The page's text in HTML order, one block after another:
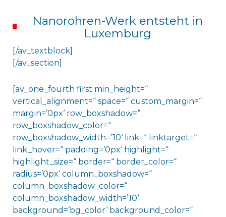
Nanoröhren-Werk entsteht in
Luxemburg
[/av_textblock]
[/av_section]
[av_one_fourth first min_height=“
vertical_alignment=“ space=“ custom_margin=“
margin=’0px‘ row_boxshadow=“
row_boxshadow_color=“
row_boxshadow_width=’10‘ link=“ linktarget=“
link_hover=“ padding=’0px‘ highlight=“
highlight_size=“ border=“ border_color=“
radius=’0px‘ column_boxshadow=“
column_boxshadow_color=“
column_boxshadow_width=’10‘
background=’bg_color‘ background_color=“